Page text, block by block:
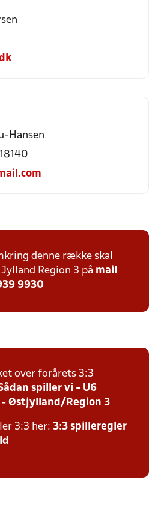
Hansen
denne række skal
Region 3 på mail
9930
over forårets 3:3
spiller vi - U6
- Østjylland/Region 3
3:3 her: 3:3 spilleregler